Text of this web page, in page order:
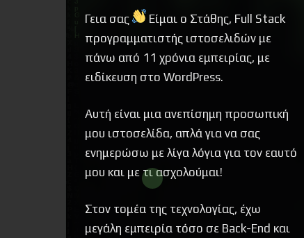
Γεια σας
Είμαι ο Στάθης, Full Stack
προγραμματιστής ιστοσελιδών με
πάνω από 11 χρόνια εμπειρίας, με
ειδίκευση στο WordPress.
Αυτή είναι μια ανεπίσημη προσωπική
μου ιστοσελίδα, απλά για να σας
ενημερώσω με λίγα λόγια για τον εαυτό
μου και με τι ασχολούμαι!
Στον τομέα της τεχνολογίας, έχω
μεγάλη εμπειρία τόσο σε Back-End και